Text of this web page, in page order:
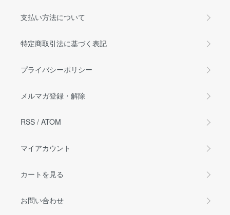
支払い方法について
特定商取引法に基づく表記
プライバシーポリシー
メルマガ登録・解除
RSS / ATOM
マイアカウント
カートを見る
お問い合わせ